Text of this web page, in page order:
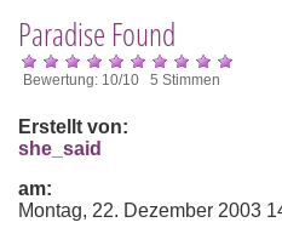
Paradise Found
Bewertung: 10/10 5 Stimmen
Erstellt von:
she_said
am:
Montag, 22. Dezember 2003